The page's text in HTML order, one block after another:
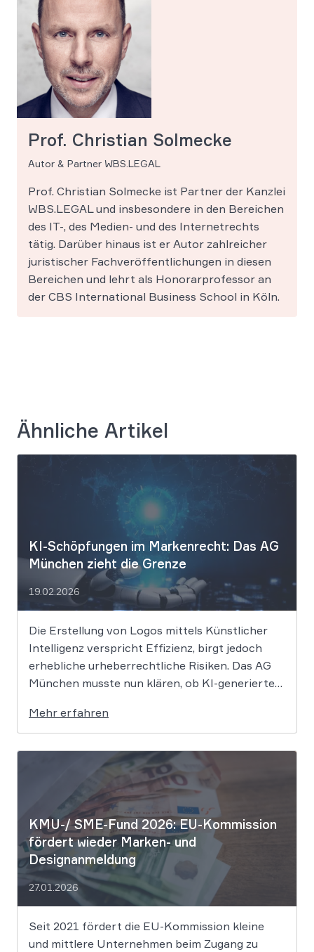
Prof. Christian Solmecke
Autor & Partner WBS.LEGAL
Prof. Christian Solmecke ist Partner der Kanzlei
WBS.LEGAL und insbesondere in den Bereichen
des IT-, des Medien- und des Internetrechts
tätig. Darüber hinaus ist er Autor zahlreicher
juristischer Fachveröffentlichungen in diesen
Bereichen und lehrt als Honorarprofessor an
der CBS International Business School in Köln.
Ähnliche Artikel
KI-Schöpfungen im Markenrecht: Das AG
München zieht die Grenze
19.02.2026
Die Erstellung von Logos mittels Künstlicher
Intelligenz verspricht Effizienz, birgt jedoch
erhebliche urheberrechtliche Risiken. Das AG
München musste nun klären, ob KI-generierte
erreichen, um rechtlichen Schutz gegen
Nachahmung zu genießen. Die Entscheidung
verdeutlicht, dass der bloße Einsatz von
Algorithmen ohne menschliche Prägung den
Schutzraum des […]
Mehr erfahren
KMU-/ SME-Fund 2026: EU-Kommission
fördert wieder Marken- und
Designanmeldung
27.01.2026
Seit 2021 fördert die EU-Kommission kleine
und mittlere Unternehmen beim Zugang zu